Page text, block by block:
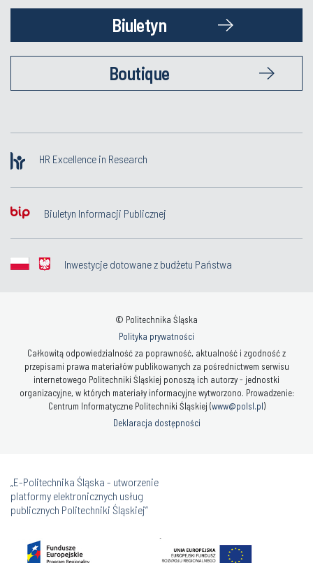
Biuletyn
Boutique
HR Excellence in Research
Biuletyn Informacji Publicznej
Inwestycje dotowane z budżetu Państwa
© Politechnika Śląska
Polityka prywatności
Całkowitą odpowiedzialność za poprawność, aktualność i zgodność z
przepisami prawa materiałów publikowanych za pośrednictwem serwisu
internetowego Politechniki Śląskiej ponoszą ich autorzy - jednostki
organizacyjne, w których materiały informacyjne wytworzono. Prowadzenie:
Centrum Informatyczne Politechniki Śląskiej (www@polsl.pl)
Deklaracja dostępności
„E-Politechnika Śląska - utworzenie
platformy elektronicznych usług
publicznych Politechniki Śląskiej”